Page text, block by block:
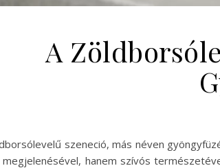
A
szeneció, más néven
megjelenésével, hanem szívós